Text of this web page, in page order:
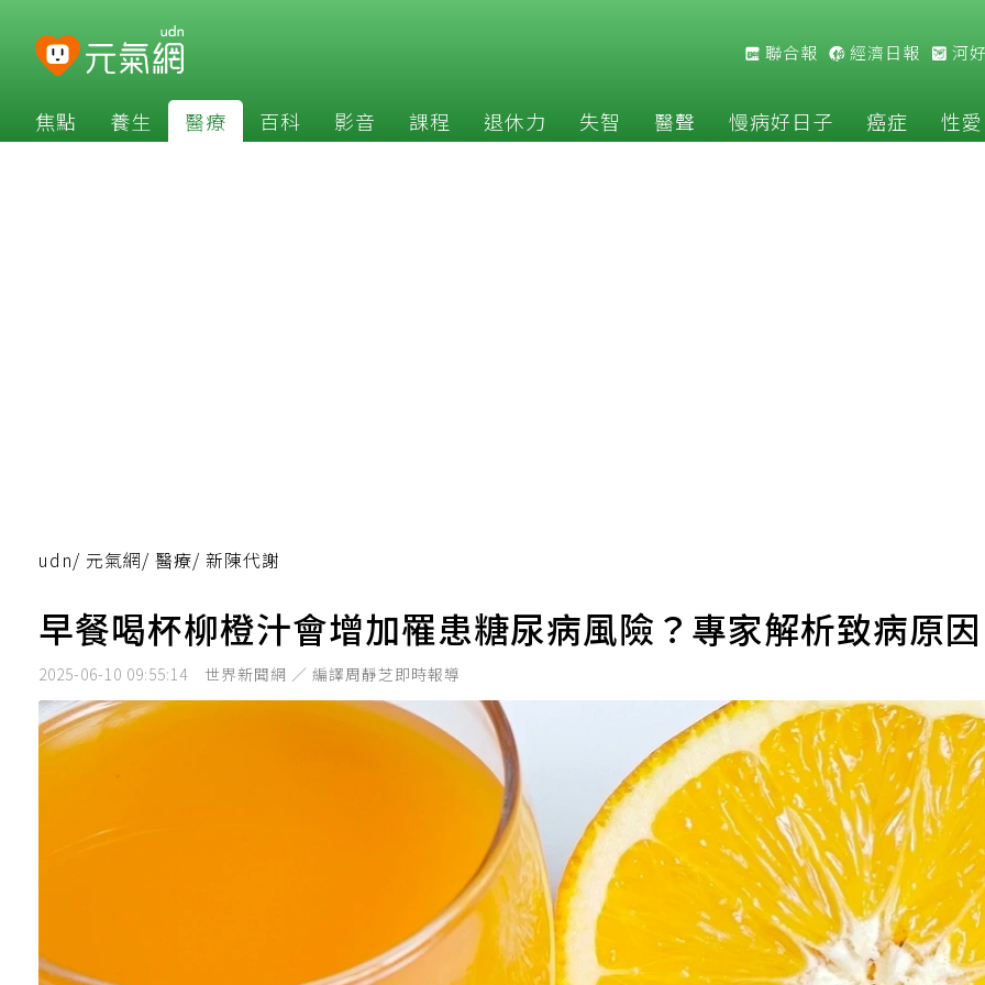
聯合報 經濟日報 河
焦點 養生 醫療 百科 影音 課程 退休力 失智 醫聲 慢病好日子 癌症 性愛
udn/ 元氣網/ 醫療/ 新陳代謝
早餐喝杯柳橙汁會增加罹患糖尿病風險？專家解析致病原
2025-06-10 09:55:14 世界新聞網 ／ 編譯周靜芝即時報導